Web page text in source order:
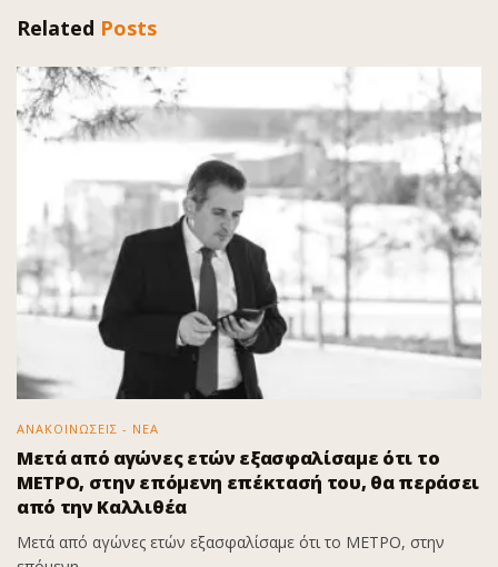
Related Posts
ΑΝΑΚΟΙΝΩΣΕΙΣ - ΝΕΑ
Μετά από αγώνες ετών εξασφαλίσαμε ότι το
ΜΕΤΡΟ, στην επόμενη επέκτασή του, θα περάσει
από την Καλλιθέα
Μετά από αγώνες ετών εξασφαλίσαμε ότι το ΜΕΤΡΟ, στην